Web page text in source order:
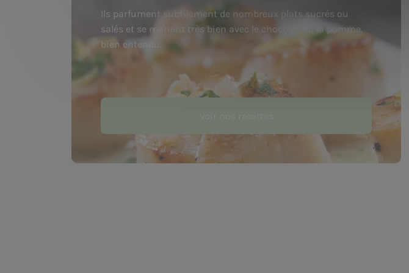
Ils parfument subtilement de nombreux plats sucrés ou
salés et se marient très bien avec le chocolat ou la pomme,
bien entendu.